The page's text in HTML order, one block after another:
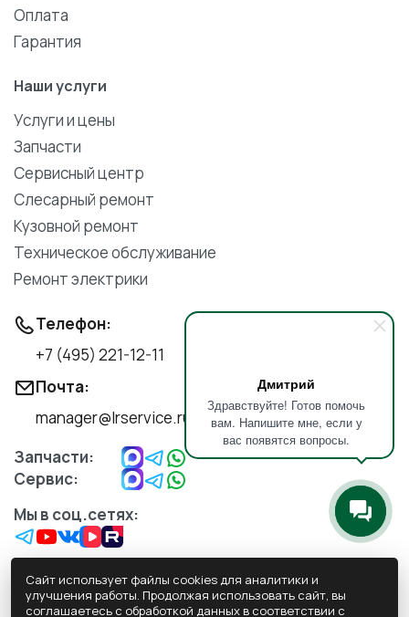
Дмитрий
Здравствуйте! Готов помочь
вам. Напишите мне, если у
вас появятся вопросы.
Оплата
Гарантия
Наши услуги
Услуги и цены
Запчасти
Сервисный центр
Слесарный ремонт
Кузовной ремонт
Техническое обслуживание
Ремонт электрики
Телефон:
+7 (495) 221-12-11
Почта:
manager@lrservice.ru
Запчасти:
Сервис:
Мы в соц.сетях:
Сайт использует файлы cookies для аналитики и
улучшения работы. Продолжая использовать сайт, вы
соглашаетесь с обработкой данных в соответствии с